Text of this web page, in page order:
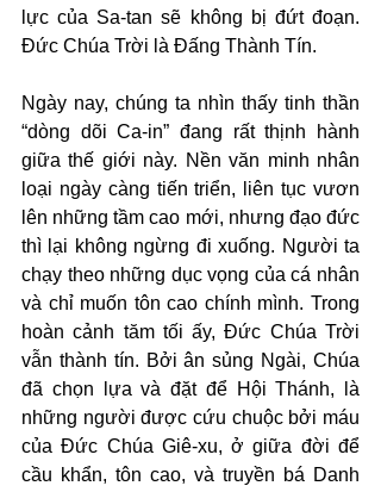
lực của Sa-tan sẽ không bị đứt đoạn.
Đức Chúa Trời là Đấng Thành Tín.
Ngày nay, chúng ta nhìn thấy tinh thần
“dòng dõi Ca-in” đang rất thịnh hành
giữa thế giới này. Nền văn minh nhân
loại ngày càng tiến triển, liên tục vươn
lên những tầm cao mới, nhưng đạo đức
thì lại không ngừng đi xuống. Người ta
chạy theo những dục vọng của cá nhân
và chỉ muốn tôn cao chính mình. Trong
hoàn cảnh tăm tối ấy, Đức Chúa Trời
vẫn thành tín. Bởi ân sủng Ngài, Chúa
đã chọn lựa và đặt để Hội Thánh, là
những người được cứu chuộc bởi máu
của Đức Chúa Giê-xu, ở giữa đời để
cầu khẩn, tôn cao, và truyền bá Danh